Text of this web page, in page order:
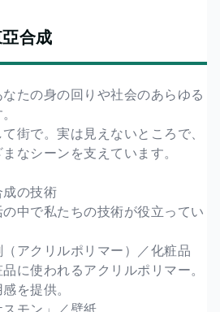
合成
たの身の回りや社会のあらゆる
街で。実は見えないところで、
なシーンを支えています。
の技術
中で私たちの技術が役立ってい
アクリルポリマー）／化粧品
使われるアクリルポリマー。
を提供。
モン」／壁紙